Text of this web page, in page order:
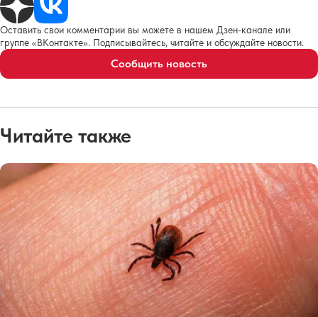
Оставить свои комментарии вы можете в нашем Дзен-канале или
группе «ВКонтакте». Подписывайтесь, читайте и обсуждайте новости.
Сообщить новость
Читайте также